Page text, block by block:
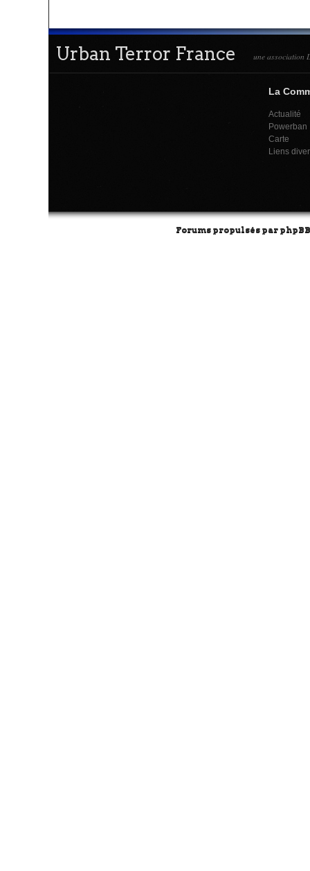
Urban Terror France une association
La
Actualité
Powerban
Carte
Liens
Forums propulsés par phpBB